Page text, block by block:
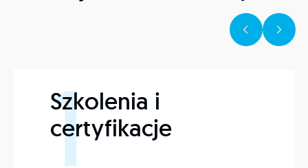
1
Szkolenia i
certyfikacje